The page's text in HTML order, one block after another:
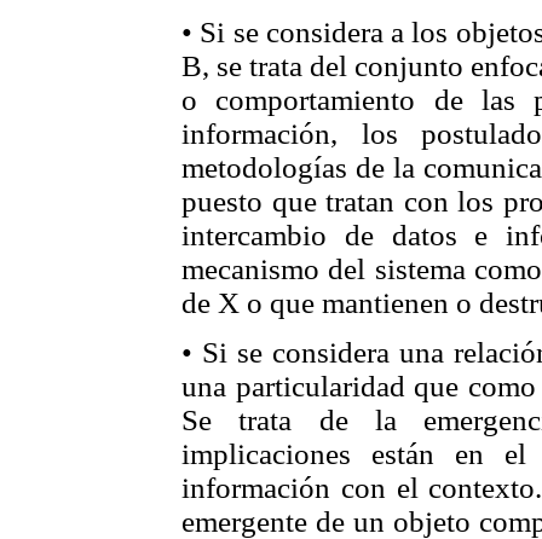
• Si se considera a los
B, se trata del conjunto
o comportamiento de las
información, los
metodologías de la
puesto que tratan con los
intercambio de datos e
mecanismo del sistema
de X o que mantienen o
• Si se considera una
una particularidad que
Se trata de la
implicaciones están en
información con el
emergente de un objeto